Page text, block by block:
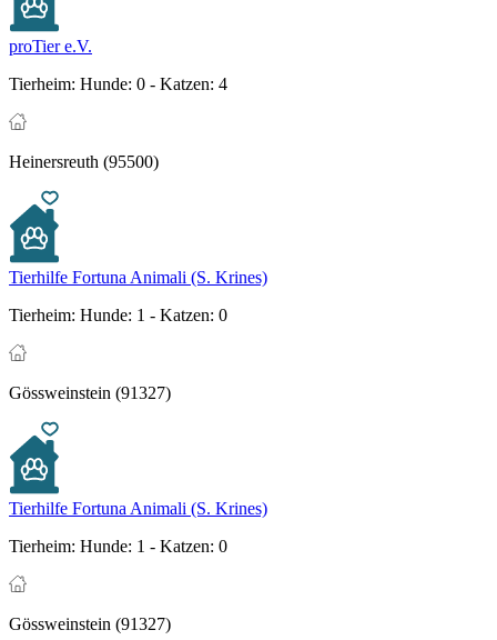
proTier e.V.
Tierheim: Hunde: 0 - Katzen: 4
Heinersreuth (95500)
Tierhilfe Fortuna Animali (S. Krines)
Tierheim: Hunde: 1 - Katzen: 0
Gössweinstein (91327)
Tierhilfe Fortuna Animali (S. Krines)
Tierheim: Hunde: 1 - Katzen: 0
Gössweinstein (91327)